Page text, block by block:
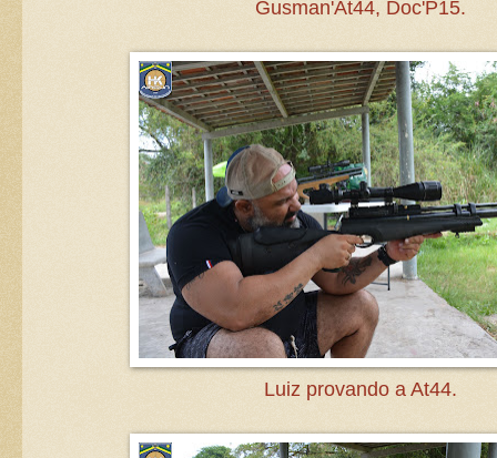
Gusman'At44, Doc'P15.
Luiz provando a At44.